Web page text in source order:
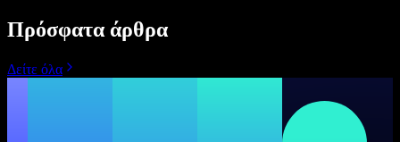
Πρόσφατα άρθρα
Δείτε όλα